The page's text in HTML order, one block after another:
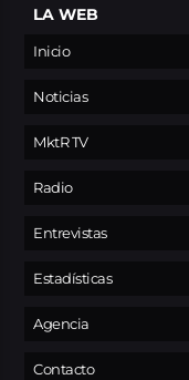
LA WEB
Inicio
Noticias
MktR TV
Radio
Entrevistas
Estadísticas
Agencia
Contacto